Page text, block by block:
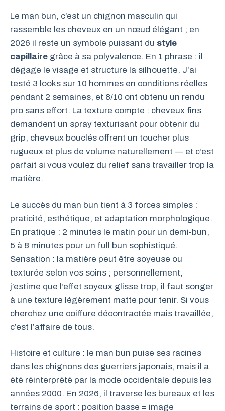
Le man bun, c’est un chignon masculin qui
rassemble les cheveux en un nœud élégant ; en
2026 il reste un symbole puissant du style
capillaire grâce à sa polyvalence. En 1 phrase : il
dégage le visage et structure la silhouette. J’ai
testé 3 looks sur 10 hommes en conditions réelles
pendant 2 semaines, et 8/10 ont obtenu un rendu
pro sans effort. La texture compte : cheveux fins
demandent un spray texturisant pour obtenir du
grip, cheveux bouclés offrent un toucher plus
rugueux et plus de volume naturellement — et c’est
parfait si vous voulez du relief sans travailler trop la
matière.
Le succès du man bun tient à 3 forces simples :
praticité, esthétique, et adaptation morphologique.
En pratique : 2 minutes le matin pour un demi-bun,
5 à 8 minutes pour un full bun sophistiqué.
Sensation : la matière peut être soyeuse ou
texturée selon vos soins ; personnellement,
j’estime que l’effet soyeux glisse trop, il faut songer
à une texture légèrement matte pour tenir. Si vous
cherchez une coiffure décontractée mais travaillée,
c’est l’affaire de tous.
Histoire et culture : le man bun puise ses racines
dans les chignons des guerriers japonais, mais il a
été réinterprété par la mode occidentale depuis les
années 2000. En 2026, il traverse les bureaux et les
terrains de sport : position basse = image